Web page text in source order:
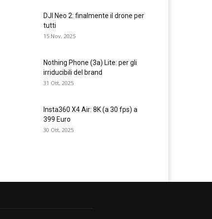
DJI Neo 2: finalmente il drone per
tutti
15 Nov, 2025
Nothing Phone (3a) Lite: per gli
irriducibili del brand
31 Ott, 2025
Insta360 X4 Air: 8K (a 30 fps) a
399 Euro
30 Ott, 2025